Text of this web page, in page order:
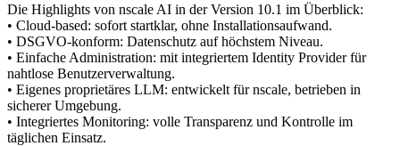
Die Highlights von nscale AI in der Version 10.1 im Überblick:
• Cloud-based: sofort startklar, ohne Installationsaufwand.
• DSGVO-konform: Datenschutz auf höchstem Niveau.
• Einfache Administration: mit integriertem Identity Provider für
nahtlose Benutzerverwaltung.
• Eigenes proprietäres LLM: entwickelt für nscale, betrieben in
sicherer Umgebung.
• Integriertes Monitoring: volle Transparenz und Kontrolle im
täglichen Einsatz.